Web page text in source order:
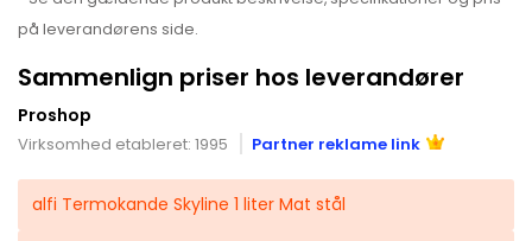
på leverandørens side.
Sammenlign priser hos leverandører
Proshop
Virksomhed etableret: 1995 Partner reklame link
alfi Termokande Skyline 1 liter Mat stål